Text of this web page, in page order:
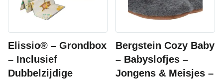
Elissio® – Grondbox
– Inclusief
Dubbelzijdige
Bergstein Cozy Baby
– Babyslofjes –
Jongens & Meisjes –